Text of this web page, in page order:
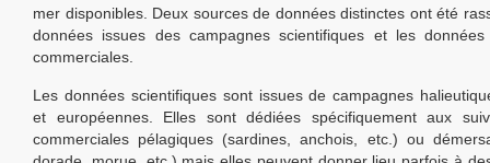
mer disponibles. Deux sources de données distinctes ont été
données issues des campagnes scientifiques et les
commerciales.
Les données scientifiques sont issues de campagnes
et européennes. Elles sont dédiées spécifiquement aux
commerciales pélagiques (sardines, anchois, etc.) ou